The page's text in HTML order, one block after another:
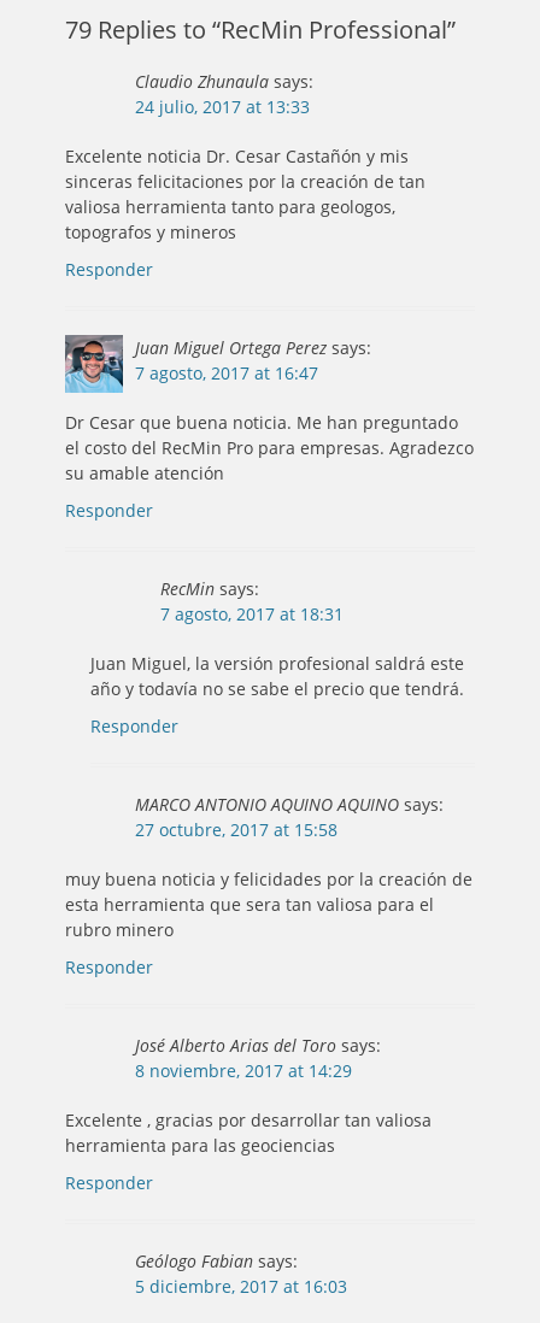
79 Replies to “RecMin Professional”
Claudio Zhunaula says:
24 julio, 2017 at 13:33
Excelente noticia Dr. Cesar Castañón y mis
sinceras felicitaciones por la creación de tan
valiosa herramienta tanto para geologos,
topografos y mineros
Responder
Juan Miguel Ortega Perez says:
7 agosto, 2017 at 16:47
Dr Cesar que buena noticia. Me han preguntado
el costo del RecMin Pro para empresas. Agradezco
su amable atención
Responder
RecMin says:
7 agosto, 2017 at 18:31
Juan Miguel, la versión profesional saldrá este
año y todavía no se sabe el precio que tendrá.
Responder
MARCO ANTONIO AQUINO AQUINO says:
27 octubre, 2017 at 15:58
muy buena noticia y felicidades por la creación de
esta herramienta que sera tan valiosa para el
rubro minero
Responder
José Alberto Arias del Toro says:
8 noviembre, 2017 at 14:29
Excelente , gracias por desarrollar tan valiosa
herramienta para las geociencias
Responder
Geólogo Fabian says:
5 diciembre, 2017 at 16:03